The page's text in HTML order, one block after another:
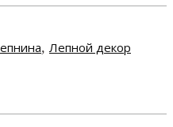
, Лепной декор